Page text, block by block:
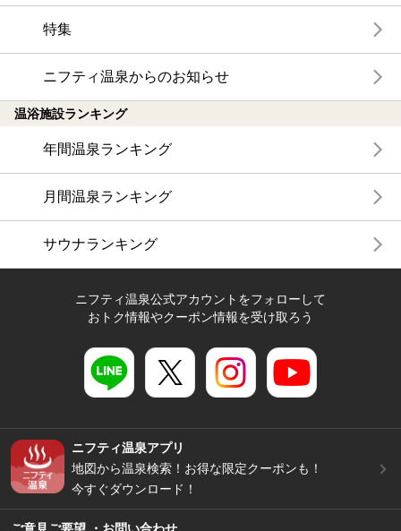
特集
ニフティ温泉からのお知らせ
温浴施設ランキング
年間温泉ランキング
月間温泉ランキング
サウナランキング
ニフティ温泉公式アカウントをフォローして
おトク情報やクーポン情報を受け取ろう
ニフティ温泉アプリ
地図から温泉検索！お得な限定クーポンも！
今すぐダウンロード！